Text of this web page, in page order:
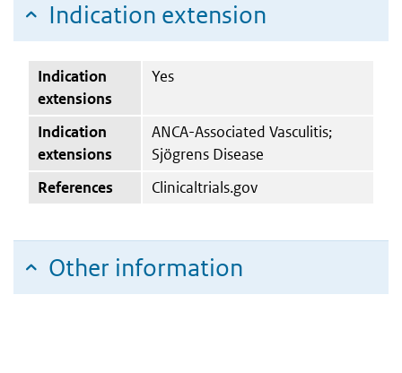
Indication extension
Indication
extensions
Yes
Indication
extensions
ANCA-Associated Vasculitis;
Sjögrens Disease
References
Clinicaltrials.gov
Other information